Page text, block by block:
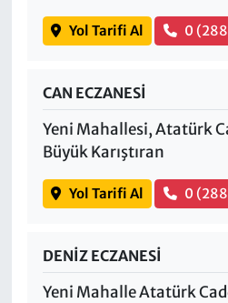
Yol Tarifi Al 0
CAN ECZANESİ
Yeni Mahallesi, Atatürk
Büyük Karıştıran
Yol Tarifi Al 0
DENİZ ECZANESİ
Yeni Mahalle Atatürk